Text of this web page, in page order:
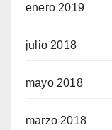
enero 2019
julio 2018
mayo 2018
marzo 2018